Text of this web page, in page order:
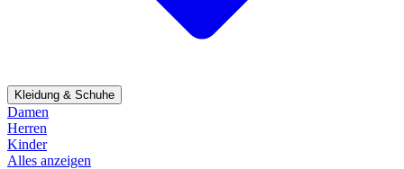
Kleidung & Schuhe
Damen
Herren
Kinder
Alles anzeigen